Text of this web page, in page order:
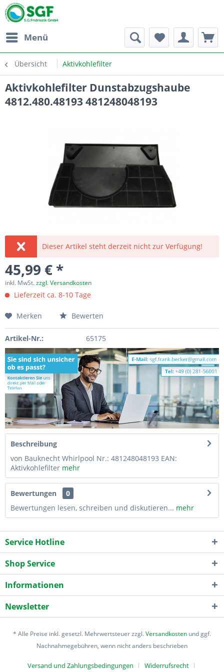
Menü
Übersicht Aktivkohlefilter
Aktivkohlefilter Dunstabzugshaube
4812.480.48193 481248048193
Dieser Artikel steht derzeit nicht zur Verfügung!
45,99 € *
inkl. MwSt.zzgl. Versandkosten
Lieferzeit ca. 8-10 Tage
Merken Bewerten
Artikel-Nr.: 65175
Beschreibung
von Bauknecht Whirlpool Nr.: 481248048193 EAN:
Aktivkohlefilter mehr
Bewertungen
0
Bewertungen lesen, schreiben und diskutieren... mehr
Service Hotline
Shop Service
Informationen
Newsletter
* Alle Preise inkl. gesetzl. Mehrwertsteuer zzgl.Versandkosten und ggf.
Nachnahmegebühren, wenn nicht anders beschrieben
Versand und Zahlungsbedingungen Widerrufsrecht